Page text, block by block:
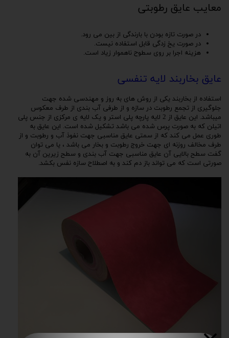
معایب عایق رطوبتی
در صورت تازه بودن با بارندگی از بین می رود.
در صورت یخ زدگی قابل استفاده نیست.
هزینه اجرا بر روی سطوح ناهموار زیاد است.
عایق بخاربند لایه تنفسی
استفاده از بخاربند یکی از روش های به روز و مهندسی شده جهت
جلوگیری از تجمع رطوبت در سازه و از طرفی آب بندی از طرف معکوس
میباشد. این عایق از 2 لایه پارچه پلی استر و یک لایه ی مرکزی از جنس پلی
اتیلن که به صورت پرس شده می باشد تشکیل شده است. این عایق به
طوری عمل می کند که از سمتی عایق مناسبی جهت نفوذ آب و رطوبت و از
طرف مخالف روزنه ای جهت خروج رطوبت و بخار می باشد ، یا می توان
گفت سطح بالایی آن عایق مناسبی جهت آب بندی و سطح زیرین آن به
صورتی است که می تواند باز دم کند و به اصطلاح سازه نفس بکشد.